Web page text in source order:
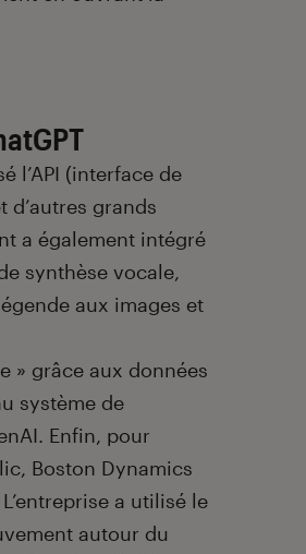
l’API (interface de
d’autres grands
a également intégré
synthèse vocale,
aux images et
» grâce aux données
système de
Enfin, pour
Boston Dynamics
a utilisé le
autour du